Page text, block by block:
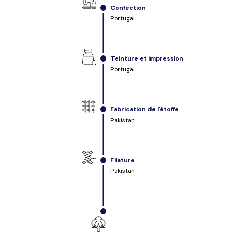
Confection
Portugal
Teinture et impression
Portugal
Fabrication de l'étoffe
Pakistan
Filature
Pakistan